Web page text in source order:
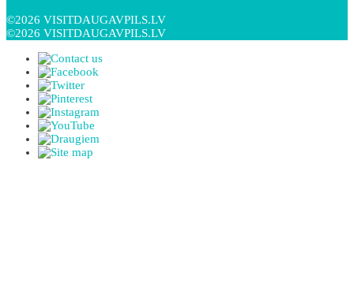
©2026 VISITDAUGAVPILS.LV
©2026 VISITDAUGAVPILS.LV